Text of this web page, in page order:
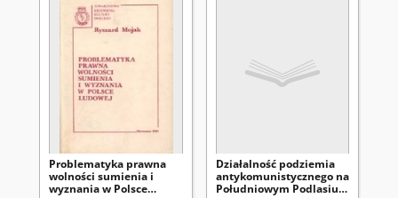
Problematyka prawna
wolności sumienia i
wyznania w Polsce
Działalność podziemia
antykomunistycznego na
Południowym Podlasiu